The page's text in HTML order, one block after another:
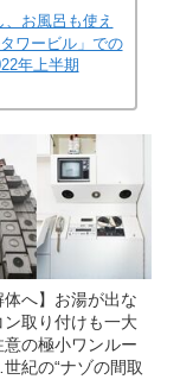
お風呂も使え
ワービル」での
年上半期
体へ】お湯が出な
ン取り付けも一大
の極小ワンルー
紀の“ナゾの間取